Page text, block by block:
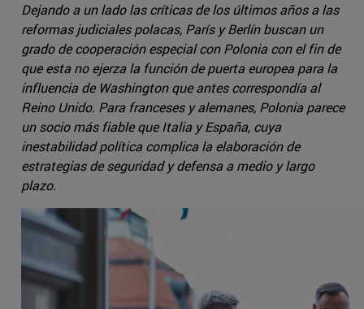
Dejando a un lado las críticas de los últimos años a las
reformas judiciales polacas, París y Berlín buscan un
grado de cooperación especial con Polonia con el fin de
que esta no ejerza la función de puerta europea para la
influencia de Washington que antes correspondía al
Reino Unido. Para franceses y alemanes, Polonia parece
un socio más fiable que Italia y España, cuya
inestabilidad política complica la elaboración de
estrategias de seguridad y defensa a medio y largo
plazo.